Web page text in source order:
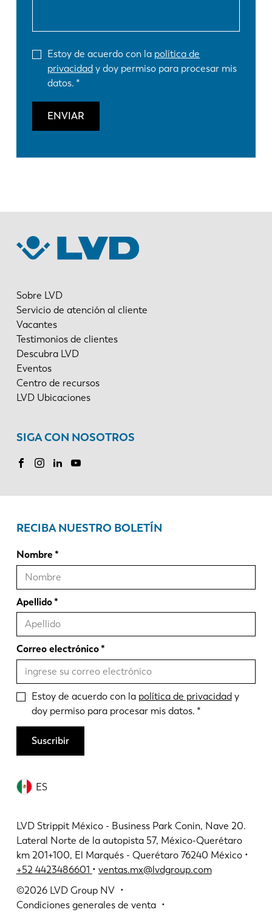
Estoy de acuerdo con la política de
privacidad y doy permiso para procesar mis
datos.
ENVIAR
Sobre LVD
Servicio de atención al cliente
Vacantes
Testimonios de clientes
Descubra LVD
Eventos
Centro de recursos
LVD Ubicaciones
SIGA CON NOSOTROS
ES
LVD Strippit México - Business Park Conin, Nave 20.
Lateral Norte de la autopista 57, México-Querétaro
km 201+100, El Marqués - Querétaro 76240 México •
+52 4423486601 • ventas.mx@lvdgroup.com
©2026 LVD Group NV
Condiciones generales de venta
RECIBA NUESTRO BOLETÍN
Nombre
Apellido
Correo electrónico
Estoy de acuerdo con la política de privacidady
doy permiso para procesar mis datos.
Suscribir